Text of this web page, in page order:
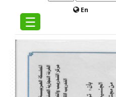
En
☰